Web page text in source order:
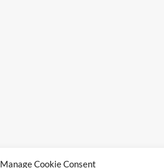
Manage Cookie Consent